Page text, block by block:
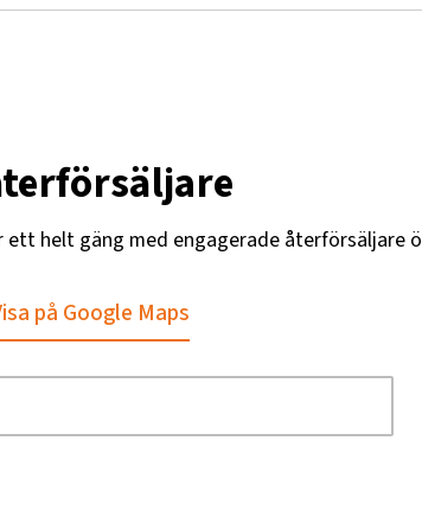
ett helt gäng med engagerade återförsäljare
på Google Maps